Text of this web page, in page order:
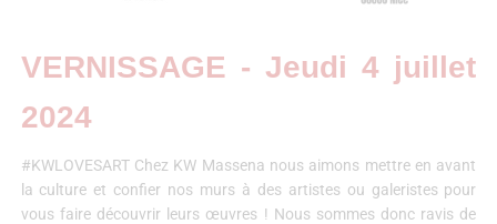
VERNISSAGE - Jeudi 4 juillet
2024
#KWLOVESART Chez KW Massena nous aimons mettre en avant
la culture et confier nos murs à des artistes ou galeristes pour
vous faire découvrir leurs œuvres ! Nous sommes donc ravis de